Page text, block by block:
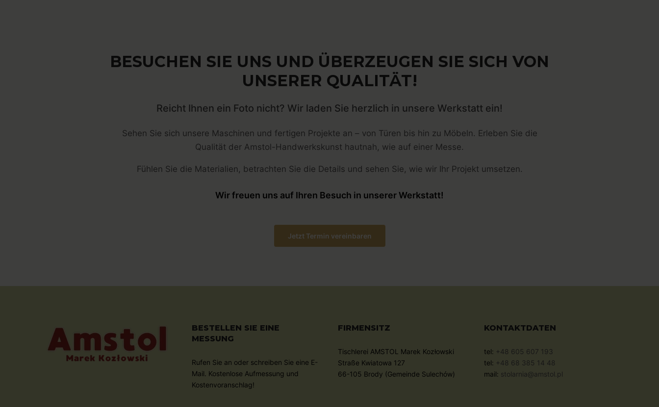
BESUCHEN SIE UNS UND ÜBERZEUGEN SIE SICH VON
UNSERER QUALITÄT!
Reicht Ihnen ein Foto nicht? Wir laden Sie herzlich in unsere Werkstatt ein!
Sehen Sie sich unsere Maschinen und fertigen Projekte an – von Türen bis hin zu Möbeln. Erleben Sie die
Qualität der Amstol-Handwerkskunst hautnah, wie auf einer Messe.
Fühlen Sie die Materialien, betrachten Sie die Details und sehen Sie, wie wir Ihr Projekt umsetzen.
Wir freuen uns auf Ihren Besuch in unserer Werkstatt!
Jetzt Termin vereinbaren
BESTELLEN SIE EINE
MESSUNG
Rufen Sie an oder schreiben Sie eine E-
Mail. Kostenlose Aufmessung und
Kostenvoranschlag!
FIRMENSITZ
Tischlerei AMSTOL Marek Kozłowski
Straße Kwiatowa 127
66-105 Brody (Gemeinde Sulechów)
KONTAKTDATEN
tel: +48 605 607 193
tel: +48 68 385 14 48
mail: stolarnia@amstol.pl